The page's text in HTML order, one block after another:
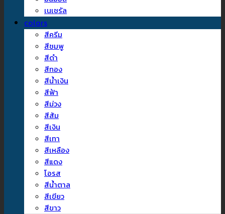
เนเชรัล
colors
สีครีม
สีชมพู
สีดำ
สีทอง
สีน้ำเงิน
สีฟ้า
สีม่วง
สีส้ม
สีเงิน
สีเทา
สีเหลือง
สีแดง
โอรส
สีน้ำตาล
สีเขียว
สีขาว